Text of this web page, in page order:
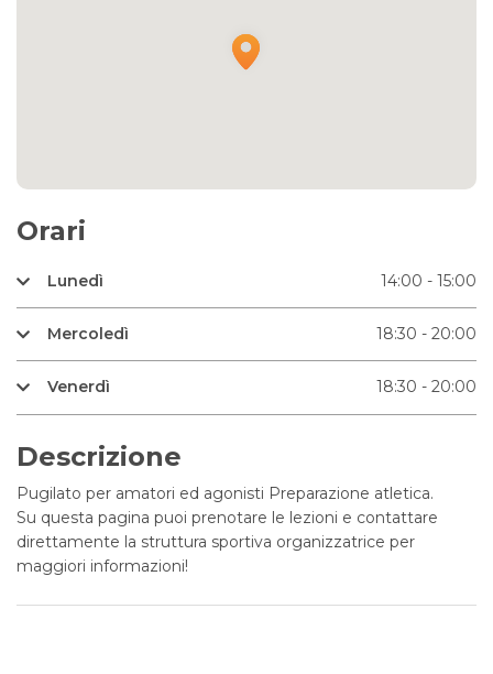
Orari
Lunedì 14:00 - 15:00
Mercoledì 18:30 - 20:00
Venerdì 18:30 - 20:00
Descrizione
Pugilato per amatori ed agonisti Preparazione atletica.
Su questa pagina puoi prenotare le lezioni e contattare
direttamente la struttura sportiva organizzatrice per
maggiori informazioni!